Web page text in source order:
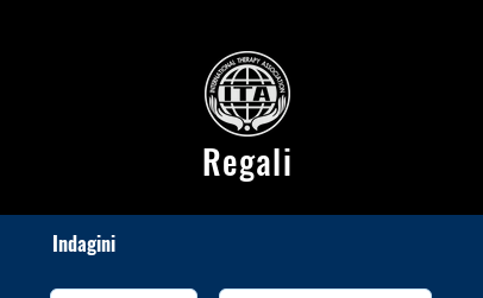
Regali
Indagini